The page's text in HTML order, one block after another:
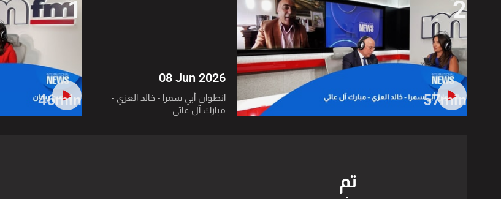
2
57min
08 Jun 2026
انطوان أبي سمرا - خالد العزي -
مبارك آل عاتي
1
46min
تم